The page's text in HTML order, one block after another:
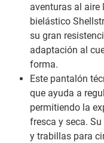
aventuras al aire
bielástico
su gran
adaptación al
forma.
Este pantalón
que ayuda a
permitiendo la
fresca y seca.
y trabillas para